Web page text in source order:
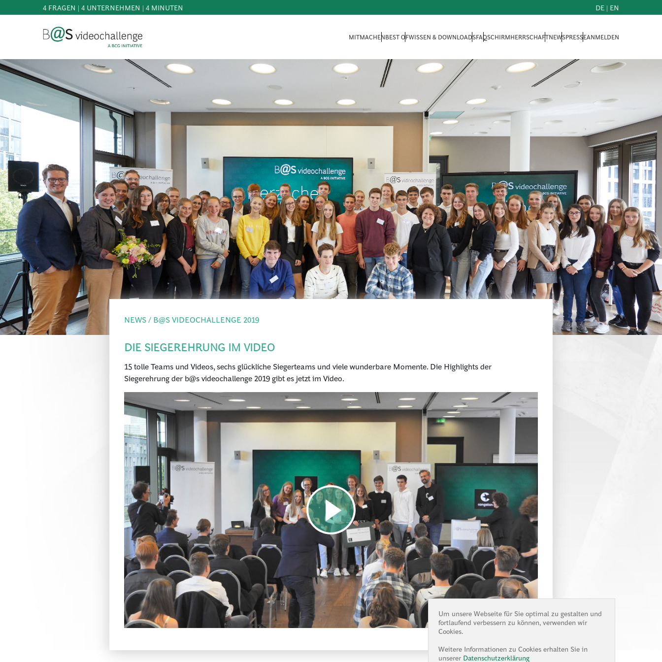
4 FRAGEN | 4 UNTERNEHMEN | 4 MINUTEN DE | EN
MITMACHENBEST OFWISSEN & DOWNLOADSFAQSCHIRMHERRSCHAFTNEWSPRESSEANMELDEN
MITMACHEN
BEST
WISSEN
&
DOWNLOADS
FAQ
SCHIRMHERRSCHAFT
NEWS
PRESSE
ANMELDEN
NEWS / B@S VIDEOCHALLENGE 2019
DIE SIEGEREHRUNG IM VIDEO
15 tolle Teams und Videos, sechs glückliche Siegerteams und viele wunderbare Momente. Die Highlights der
Siegerehrung der b@s videochallenge 2019 gibt es jetzt im Video.
Um unsere Webseite für Sie optimal zu gestalten und
fortlaufend verbessern zu können, verwenden wir
Cookies.
Weitere Informationen zu Cookies erhalten Sie in
unserer Datenschutzerklärung
b@Svideochallenge - A BCG INITIATIVE
Registriere dich als Teilnehmer*in
Geburtsdatum*
E-Mail-Adresse*
Jetzt registrieren